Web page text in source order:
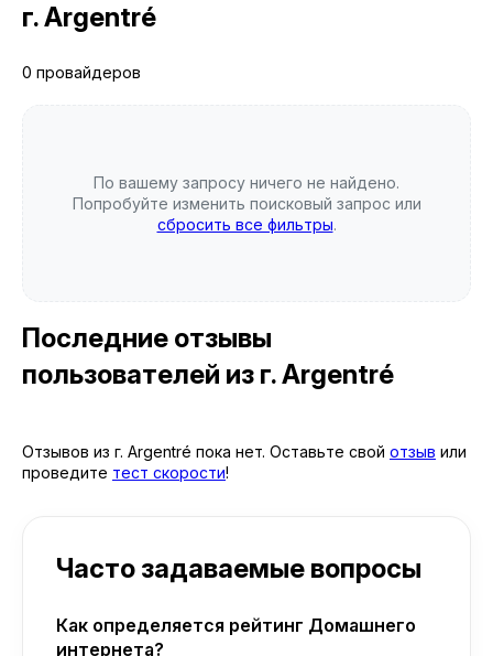
г. Argentré
0 провайдеров
По вашему запросу ничего не найдено.
Попробуйте изменить поисковый запрос или
сбросить все фильтры.
Последние отзывы
пользователей из г. Argentré
Отзывов из г. Argentré пока нет. Оставьте свой отзыв или
проведите тест скорости!
Часто задаваемые вопросы
Как определяется рейтинг Домашнего
интернета?